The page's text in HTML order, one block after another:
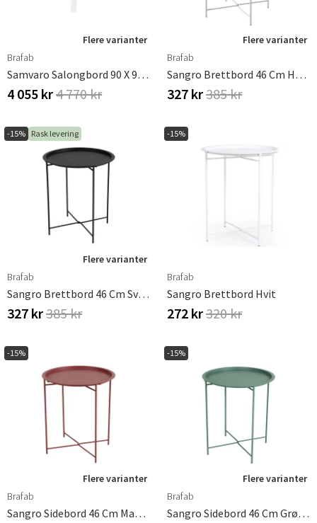
Sverige
Danmark
Norge
Flere varianter
Brafab
Samvaro Salongbord 90 X 90 Cm Hvit Brafab
4 055 kr4 770 kr
Flere varianter
Brafab
Sangro Brettbord 46 Cm Hvit Brafab
327 kr385 kr
-15% Rask levering
Flere varianter
Brafab
Sangro Brettbord 46 Cm Svart Brafab
327 kr385 kr
-15%
Brafab
Sangro Brettbord Hvit
272 kr320 kr
-15%
Flere varianter
Brafab
Sangro Sidebord 46 Cm Masala Brafab
-15%
Flere varianter
Brafab
Sangro Sidebord 46 Cm Grønn Brafab